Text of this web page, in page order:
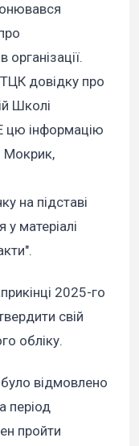
ТЦК довідку про
Школі
цю інформацію
Мокрик,
на підставі
матеріалі
2025-го
свій
обліку.
відмовлено
період
пройти